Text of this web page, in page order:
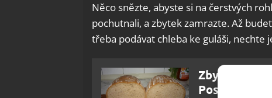
Něco snězte, abyste si na čerstvých
pochutnali, a zbytek zamrazte. Až
třeba podávat chleba ke guláši, nechte
Zbytků
Poslouží